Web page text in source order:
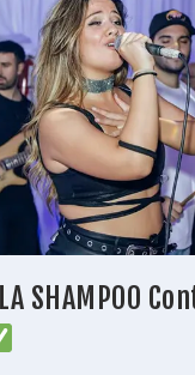
SHAMPOO